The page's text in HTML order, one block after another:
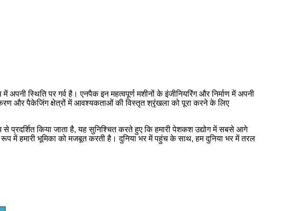
स्थिति पर गर्व है। एनपैक इन महत्वपूर्ण मशीनों के इंजीनियरिंग और निर्माण में अपनी
और पैकेजिंग क्षेत्रों में आवश्यकताओं की विस्तृत श्रृंखला को पूरा करने के लिए
किया जाता है, यह सुनिश्चित करते हुए कि हमारी पेशकश उद्योग में सबसे आगे
में हमारी भूमिका को मजबूत करती है। दुनिया भर में पहुंच के साथ, हम दुनिया भर में तरल